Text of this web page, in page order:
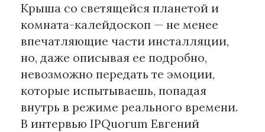
Крыша со светящейся планетой и
комната-калейдоскоп — не менее
впечатляющие части инсталляции,
но, даже описывая ее подробно,
невозможно передать те эмоции,
которые испытываешь, попадая
внутрь в режиме реального времени.
В интервью IPQuorum Евгений